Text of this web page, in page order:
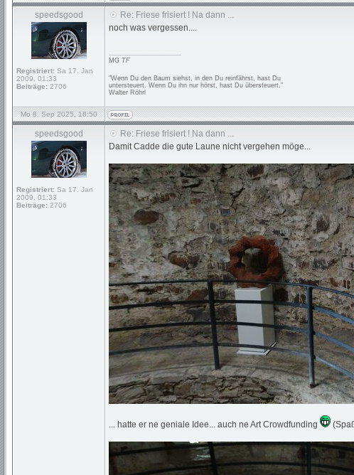
speedsgood
Registriert: Sa 17. Jan
2009, 01:33
Beiträge: 2706
Re: Friese frisiert ! Na dann ...
noch was vergessen....
MG TF
"Wenn Du den Baum siehst, in den Du reinfährst, hast Du
untersteuert. Wenn Du ihn nur hörst, hast Du übersteuert."
Walter Röhrl
Mo 8. Sep 2025, 18:50
speedsgood
Registriert: Sa 17. Jan
2009, 01:33
Beiträge: 2706
Re: Friese frisiert ! Na dann ...
Damit Cadde die gute Laune nicht vergehen möge...
... hatte er ne geniale Idee... auch ne Art Crowdfunding